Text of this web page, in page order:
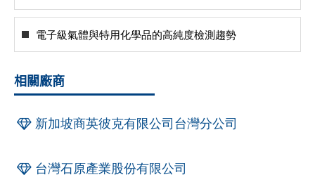
電子級氣體與特用化學品的高純度檢測趨勢
相關廠商
新加坡商英彼克有限公司台灣分公司
台灣石原產業股份有限公司